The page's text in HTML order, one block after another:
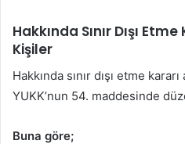
Hakkında Sınır Dışı
Kişiler
Hakkında sınır dışı etme
YUKK’nun 54. maddesinde
Buna göre;